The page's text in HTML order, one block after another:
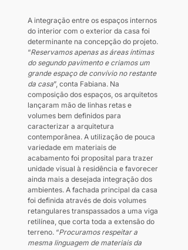
A integração entre os espaços internos
do interior com o exterior da casa foi
determinante na concepção do projeto.
“Reservamos apenas as áreas íntimas
do segundo pavimento e criamos um
grande espaço de convívio no restante
da casa”, conta Fabiana. Na
composição dos espaços, os arquitetos
lançaram mão de linhas retas e
volumes bem definidos para
caracterizar a arquitetura
contemporânea. A utilização de pouca
variedade em materiais de
acabamento foi proposital para trazer
unidade visual à residência e favorecer
ainda mais a desejada integração dos
ambientes. A fachada principal da casa
foi definida através de dois volumes
retangulares transpassados a uma viga
retilínea, que corta toda a extensão do
terreno. “Procuramos respeitar a
mesma linguagem de materiais da